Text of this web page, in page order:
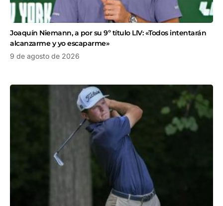
Joaquín Niemann, a por su 9º título LIV: «Todos intentarán
alcanzarme y yo escaparme»
9 de agosto de 2026